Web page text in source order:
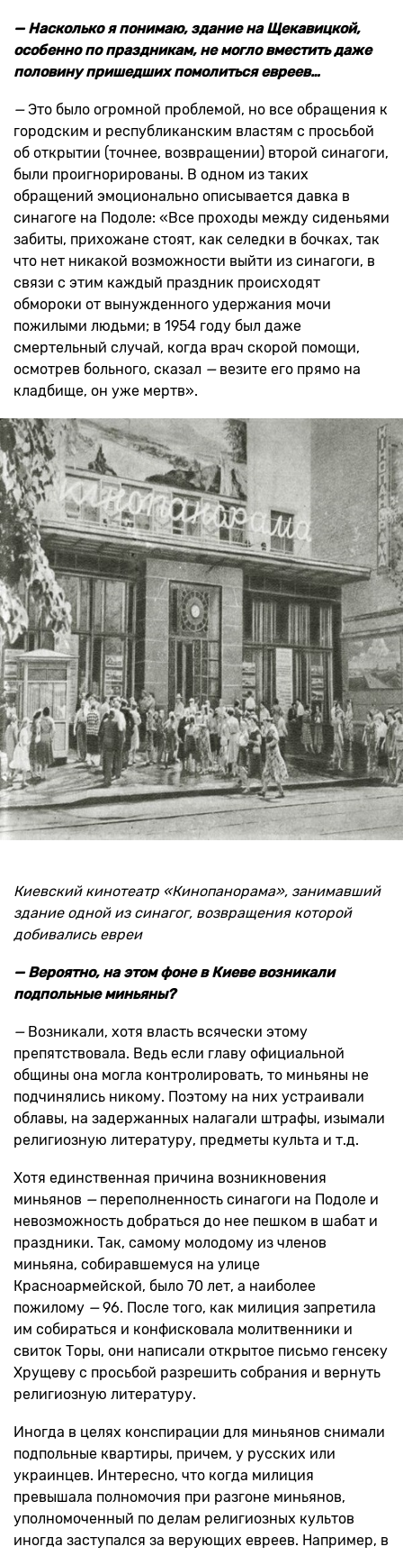
— Насколько я понимаю, здание на Щекавицкой,
особенно по праздникам, не могло вместить даже
половину пришедших помолиться евреев…
— Это было огромной проблемой, но все обращения к
городским и республиканским властям с просьбой
об открытии (точнее, возвращении) второй синагоги,
были проигнорированы. В одном из таких
обращений эмоционально описывается давка в
синагоге на Подоле: «Все проходы между сиденьями
забиты, прихожане стоят, как селедки в бочках, так
что нет никакой возможности выйти из синагоги, в
связи с этим каждый праздник происходят
обмороки от вынужденного удержания мочи
пожилыми людьми; в 1954 году был даже
смертельный случай, когда врач скорой помощи,
осмотрев больного, сказал —везите его прямо на
кладбище, он уже мертв».
Киевский кинотеатр «Кинопанорама», занимавший
здание одной из синагог, возвращения которой
добивались евреи
— Вероятно, на этом фоне в Киеве возникали
подпольные миньяны?
— Возникали, хотя власть всячески этому
препятствовала. Ведь если главу официальной
общины она могла контролировать, то миньяны не
подчинялись никому. Поэтому на них устраивали
облавы, на задержанных налагали штрафы, изымали
религиозную литературу, предметы культа и т.д.
Хотя единственная причина возникновения
миньянов — переполненность синагоги на Подоле и
невозможность добраться до нее пешком в шабат и
праздники. Так, самому молодому из членов
миньяна, собиравшемуся на улице
Красноармейской, было 70 лет, а наиболее
пожилому —96. После того, как милиция запретила
им собираться и конфисковала молитвенники и
свиток Торы, они написали открытое письмо генсеку
Хрущеву с просьбой разрешить собрания и вернуть
религиозную литературу.
Иногда в целях конспирации для миньянов снимали
подпольные квартиры, причем, у русских или
украинцев. Интересно, что когда милиция
превышала полномочия при разгоне миньянов,
уполномоченный по делам религиозных культов
иногда заступался за верующих евреев. Например, в